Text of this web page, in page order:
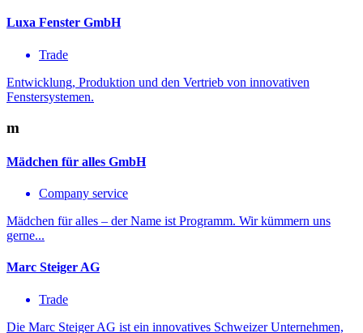
Luxa Fenster GmbH
Trade
Entwicklung, Produktion und den Vertrieb von innovativen
Fenstersystemen.
m
Mädchen für alles GmbH
Company service
Mädchen für alles – der Name ist Programm. Wir kümmern uns
gerne...
Marc Steiger AG
Trade
Die Marc Steiger AG ist ein innovatives Schweizer Unternehmen,